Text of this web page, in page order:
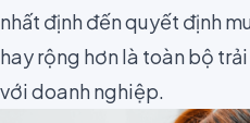
nhất định đến quyết định
hay rộng hơn là toàn bộ
với doanh nghiệp.